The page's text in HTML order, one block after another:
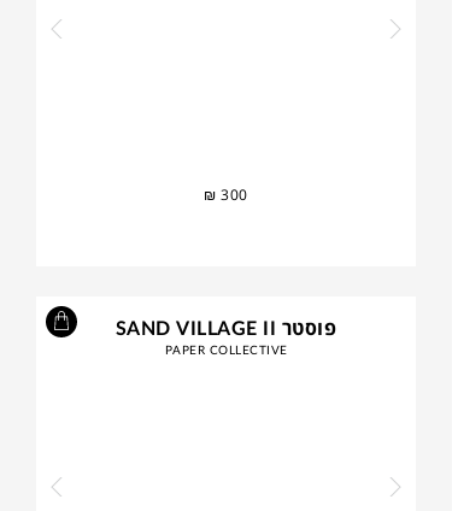
₪ 300
פוסטר SAND VILLAGE II
PAPER COLLECTIVE